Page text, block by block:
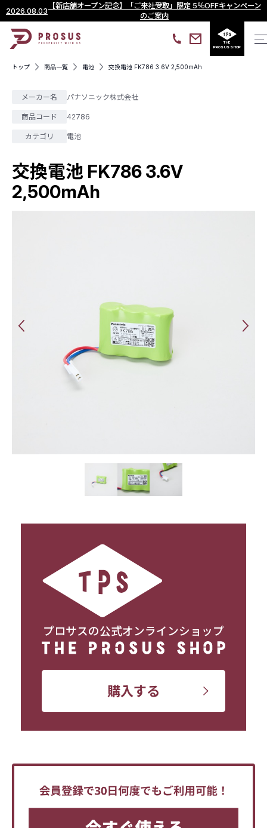
2026.08.03
【新店舗オープン記念】「ご来社受取」限定 5％OFFキャンペーン
のご案内
THE
PROSUS SHOP
トップ 商品一覧 電池 交換電池 FK786 3.6V 2,500mAh
メーカー名 パナソニック株式会社
商品コード 42786
カテゴリ 電池
交換電池 FK786 3.6V
2,500mAh
プロサスの公式オンラインショップ
購入する